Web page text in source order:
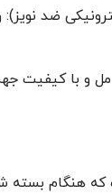
ضد
با کیفیت
هنگام بسته